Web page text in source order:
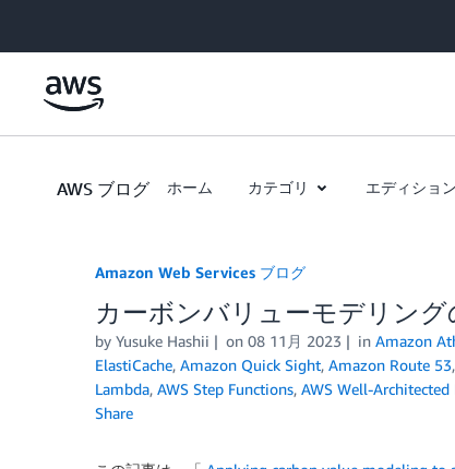
AWS ブログ ホーム カテゴリ エディション
Amazon Web Services ブログ
カーボンバリューモデリン
by Yusuke Hashii on 08 11月 2023 in Amazon
ElastiCache, Amazon Quick Sight, Amazon Route 53,
Lambda, AWS Step Functions, AWS Well-Architected
Share